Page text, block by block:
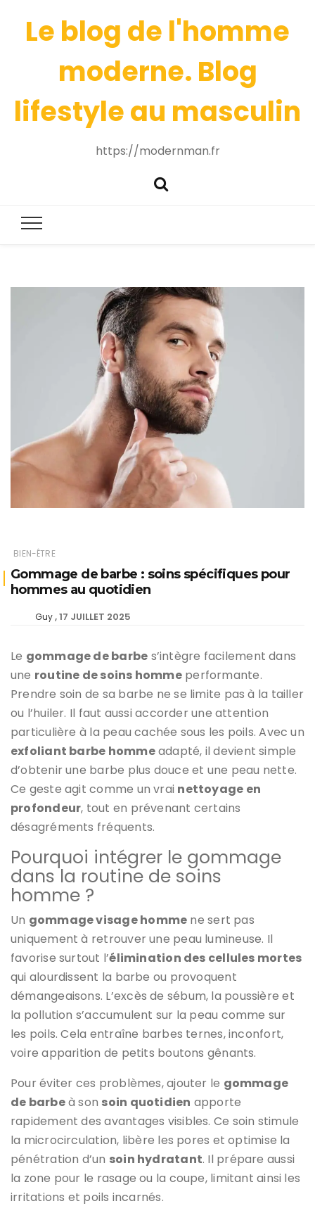
Le blog de l'homme
moderne. Blog
lifestyle au masculin
https://modernman.fr
BIEN-ÊTRE
Gommage de barbe : soins spécifiques pour
hommes au quotidien
Guy 17 JUILLET 2025
Le gommage de barbe s’intègre facilement dans
une routine de soins hommeperformante.
Prendre soin de sa barbe ne se limite pas à la tailler
ou l’huiler. Il faut aussi accorder une attention
particulière à la peau cachée sous les poils. Avec un
exfoliant barbe hommeadapté, il devient simple
d’obtenir une barbe plus douce et une peau nette.
Ce geste agit comme un vrai nettoyage en
profondeur, tout en prévenant certains
désagréments fréquents.
Pourquoi intégrer le gommage
dans la routine de soins
homme ?
Un gommage visage homme ne sert pas
uniquement à retrouver une peau lumineuse. Il
favorise surtout l’élimination des cellules mortes
qui alourdissent la barbe ou provoquent
démangeaisons. L’excès de sébum, la poussière et
la pollution s’accumulent sur la peau comme sur
les poils. Cela entraîne barbes ternes, inconfort,
voire apparition de petits boutons gênants.
Pour éviter ces problèmes, ajouter le gommage
de barbeà son soin quotidien apporte
rapidement des avantages visibles. Ce soin stimule
la microcirculation, libère les pores et optimise la
pénétration d’un soin hydratant. Il prépare aussi
la zone pour le rasage ou la coupe, limitant ainsi les
irritations et poils incarnés.